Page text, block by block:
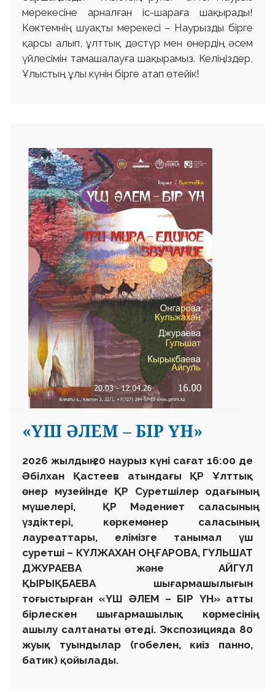
мерекесіне арналған іс-шараға шақырады!
Көктемнің шуақты мерекесі – Наурызды бірге
қарсы алып, ұлттық дәстүр мен өнердің әсем
үйлесімін тамашалауға шақырамыз. Келіңіздер,
Ұлыстың ұлы күнін бірге атап өтейік!
«ҮШ ӘЛЕМ – БІР ҮН»
2026 жылдың 20 наурыз күні сағат 16:00 де
Әбілхан Қастеев атындағы ҚР Ұлттық
өнер музейінде ҚР Суретшілер одағының
мүшелері, ҚР Мәдениет саласының
үздіктері, көркемөнер саласының
лауреаттары, елімізге танымал үш
суретші – КҮЛЖАХАН ОҢҒАРОВА, ГҮЛЬШАТ
ДЖУРАЕВА және АЙГҮЛ
ҚЫРЫҚБАЕВА шығармашылығын
тоғыстырған «ҮШ ӘЛЕМ – БІР ҮН» атты
бірлескен шығармашылық көрмесінің
ашылу салтанаты өтеді. Экспозицияда 80
жуық туындылар (гобелен, киіз панно,
батик) қойылады.